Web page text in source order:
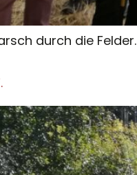
durch die Felder.